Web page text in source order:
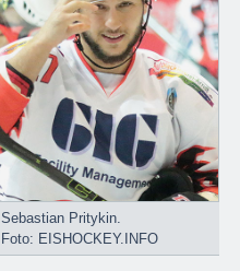
Sebastian Pritykin.
Foto: EISHOCKEY.INFO